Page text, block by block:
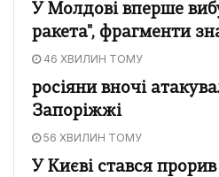
У Молдові вперше
ракета", фрагменти
46 ХВИЛИН ТОМУ
росіяни вночі
Запоріжжі
56 ХВИЛИН ТОМУ
У Києві стався